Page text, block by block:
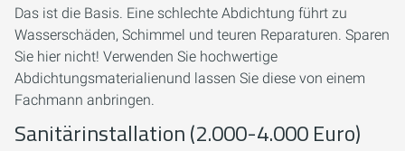
Das ist die Basis. Eine schlechte Abdichtung führt zu
Wasserschäden, Schimmel und teuren Reparaturen. Sparen
Sie hier nicht! Verwenden Sie hochwertige
Abdichtungsmaterialienund lassen Sie diese von einem
Fachmann anbringen.
Sanitärinstallation (2.000-4.000 Euro)